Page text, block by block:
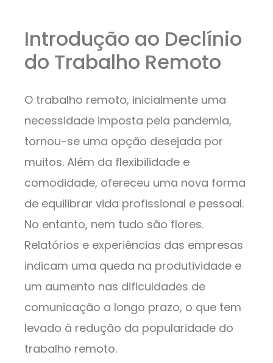
Introdução ao Declínio
do Trabalho Remoto
O trabalho remoto, inicialmente uma
necessidade imposta pela pandemia,
tornou-se uma opção desejada por
muitos. Além da flexibilidade e
comodidade, ofereceu uma nova forma
de equilibrar vida profissional e pessoal.
No entanto, nem tudo são flores.
Relatórios e experiências das empresas
indicam uma queda na produtividade e
um aumento nas dificuldades de
comunicação a longo prazo, o que tem
levado à redução da popularidade do
trabalho remoto.